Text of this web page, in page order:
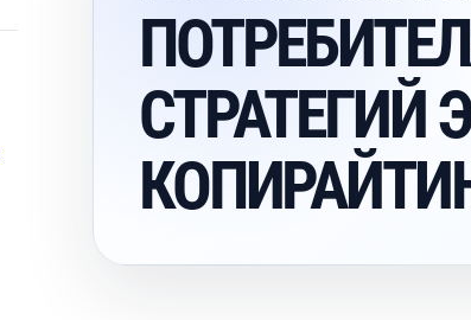
СТРАТЕГИЙ